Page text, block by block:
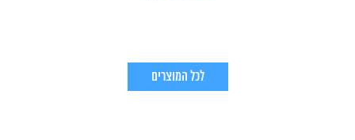
לכל המוצרים